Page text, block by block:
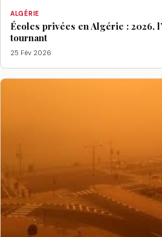
ALGÉRIE
Écoles privées en Algérie : 2026,
tournant
25 Fév 2026